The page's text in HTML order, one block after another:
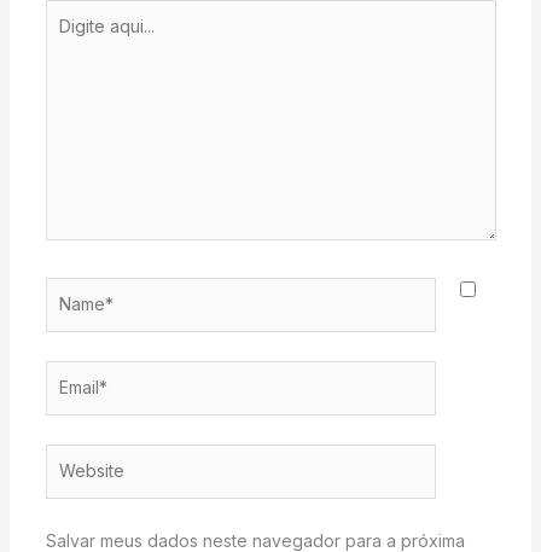
aqui...
Salvar meus dados neste navegador para a próxima